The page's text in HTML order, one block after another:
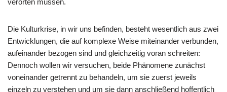
verorten müssen.
Die Kulturkrise, in wir uns befinden, besteht wesentlich aus zwei
Entwicklungen, die auf komplexe Weise miteinander verbunden,
aufeinander bezogen sind und gleichzeitig voran schreiten:
Dennoch wollen wir versuchen, beide Phänomene zunächst
voneinander getrennt zu behandeln, um sie zuerst jeweils
einzeln zu verstehen und um sie dann anschließend hoffentlich